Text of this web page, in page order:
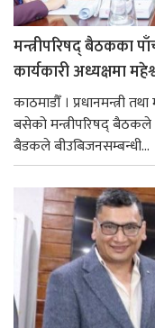
मन्त्रीपरिषद् बैठकका
कार्यकारी अध्यक्षमा
काठमाडौँ । प्रधानमन्त्री
बसेको मन्त्रीपरिषद् बैठकले
बैडकले बीउबिजनसम्बन्धी...